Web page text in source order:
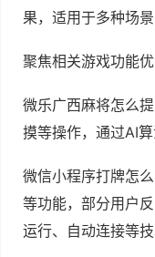
果，适用于多种场
聚焦相关游戏功能优
微乐广西麻将怎么
摸等操作，通过AI
微信小程序打牌怎
等功能，部分用户
运行、自动连接等技